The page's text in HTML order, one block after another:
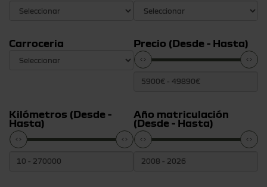
Carroceria Precio (Desde - Hasta)
Kilómetros (Desde -
Hasta)
Año matriculación
(Desde - Hasta)